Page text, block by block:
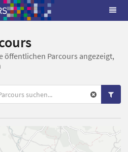
öffentlichen Parcours angezeigt,